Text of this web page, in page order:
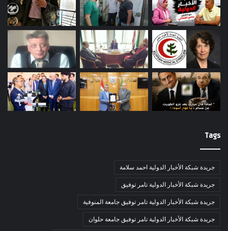
Tags
جريدة شبكة الأخبار الدولية احمد سلامة
جريدة شبكة الأخبار الدولية تامر توفيق
جريدة شبكة الأخبار الدولية تامر توفيق جامعة المنوفية
جريدة شبكة الأخبار الدولية تامر توفيق جامعة حلوان